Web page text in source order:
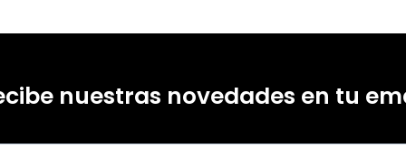
nuestras novedades en tu